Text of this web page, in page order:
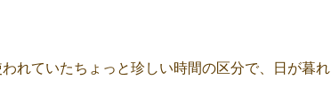
れていたちょっと珍しい時間の区分で、
日が暮れ